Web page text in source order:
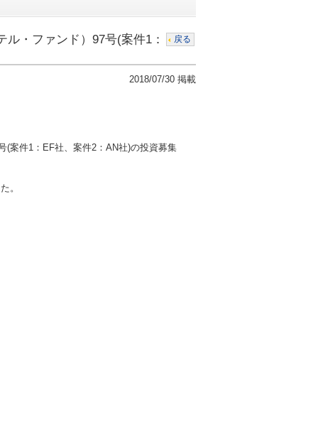
・ファンド）97号(案件1： 戻る
2018/07/30 掲載
(案件1：EF社、案件2：AN社)の投資募集
。